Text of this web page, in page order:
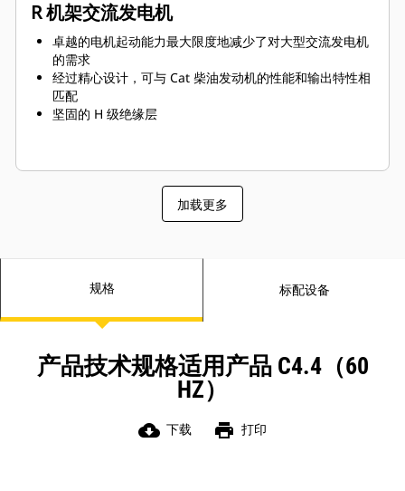
R 机架交流发电机
卓越的电机起动能力最大限度地减少了对大型交流发电机
的需求
经过精心设计，可与 Cat 柴油发动机的性能和输出特性相
匹配
坚固的 H 级绝缘层
加载更多
规格 标配设备
产品技术规格适用产品 C4.4（60
HZ）
cloud_download 下载 print 打印